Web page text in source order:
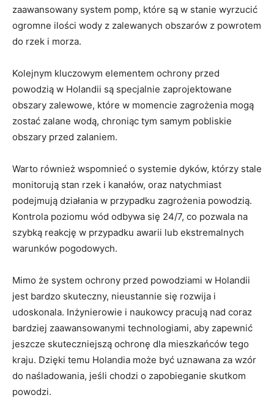
zaawansowany system‍ pomp, które ‍są w stanie wyrzucić
ogromne ilości wody z zalewanych ​obszarów⁢ z powrotem
do ​rzek i morza.
Kolejnym ⁤kluczowym elementem ochrony przed
powodzią w Holandii są ‌specjalnie zaprojektowane
obszary‌ zalewowe, które w momencie⁣ zagrożenia mogą
zostać zalane wodą, chroniąc⁢ tym samym pobliskie
obszary ⁣przed zalaniem.
Warto⁣ również wspomnieć o systemie dyków, którzy‍ stale⁢
monitorują stan rzek ⁤i⁣ kanałów,‌ oraz natychmiast
podejmują‍ działania w przypadku ⁣zagrożenia powodzią.
Kontrola ⁢poziomu wód odbywa się 24/7, co pozwala‍ na
szybką reakcję w przypadku ‌awarii lub ekstremalnych
warunków pogodowych. ⁢
Mimo że system⁢ ochrony przed powodziami w Holandii
jest ⁤bardzo skuteczny, nieustannie się rozwija i
‌udoskonala. Inżynierowie i naukowcy pracują nad coraz
bardziej zaawansowanymi technologiami, aby zapewnić
jeszcze skuteczniejszą‌ ochronę⁣ dla mieszkańców​ tego
kraju. ⁤Dzięki temu Holandia może być uznawana za wzór
do ⁢naśladowania, jeśli‍ chodzi o zapobieganie skutkom
powodzi. ‍